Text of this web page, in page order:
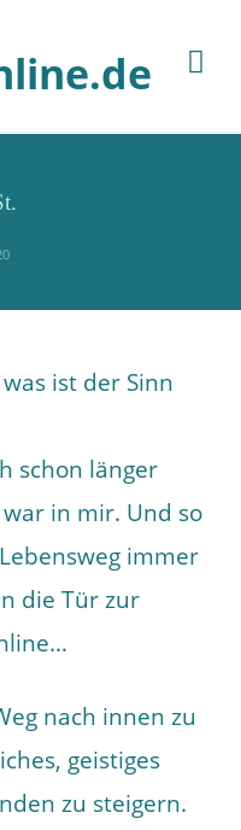
ist der Sinn
schon länger
in mir. Und so
immer
die Tür zur
nach innen zu
geistiges
zu steigern.